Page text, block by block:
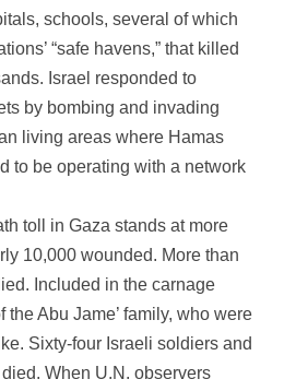
schools, several of which
“safe havens,” that killed
Israel responded to
by bombing and invading
living areas where Hamas
to be operating with a network
toll in Gaza stands at more
10,000 wounded. More than
Included in the carnage
the Abu Jame’ family, who were
Sixty-four Israeli soldiers and
When U.N. observers